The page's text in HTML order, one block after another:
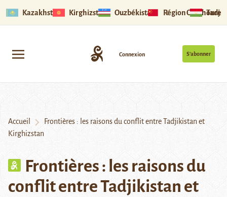
Kazakhstan Kirghizstan Ouzbékistan Région Ouïghoure
S’abonner
Connexion
Accueil
Frontières : les raisons du conflit entre Tadjikistan et
Kirghizstan
Frontières : les raisons du
conflit entre Tadjikistan et